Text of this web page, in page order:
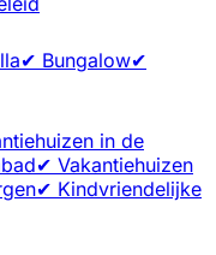
✔ Bungalow✔
in de
✔ Vakantiehuizen
✔ Kindvriendelijke